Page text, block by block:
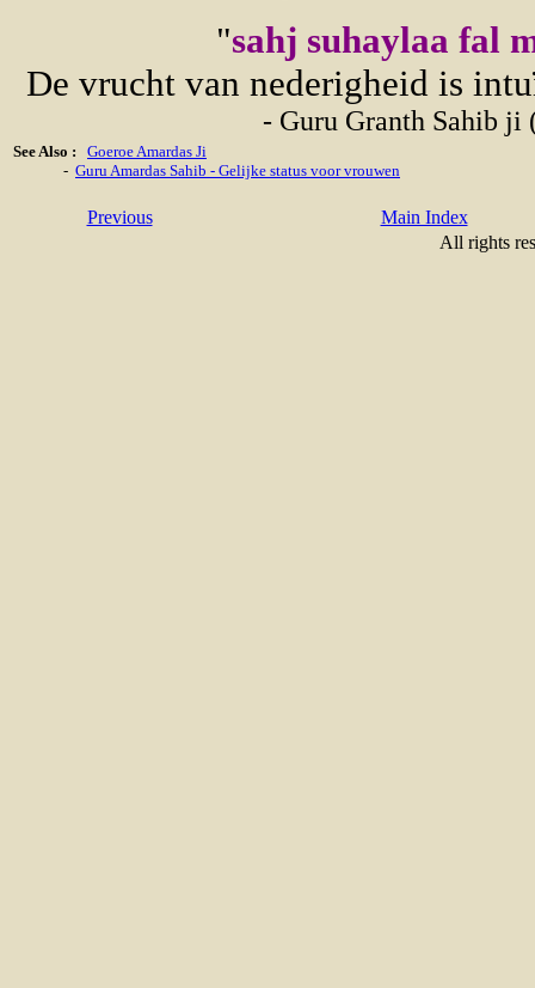
"sahj suhaylaa fal
De vrucht van nederigheid is
- Guru Granth Sahib ji
See Also :
Goeroe Amardas Ji
- Guru Amardas Sahib - Gelijke status voor vrouwen
Previous
Main Index
All rights